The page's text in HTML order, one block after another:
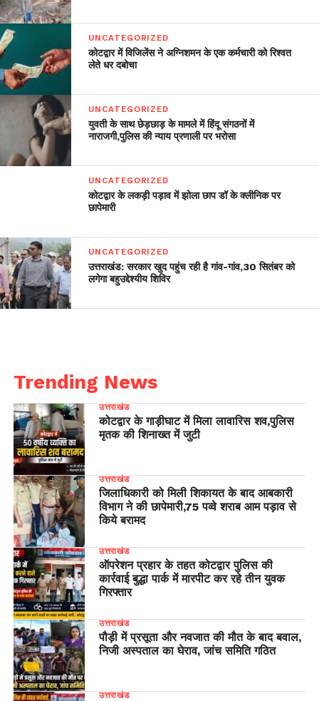
UNCATEGORIZED
कोटद्वार में विजिलेंस ने अग्निशमन के एक कर्मचारी को रिश्वत
लेते धर दबोचा
UNCATEGORIZED
युवती के साथ छेड़छाड़ के मामले में हिंदू संगठनों में
नाराजगी,पुलिस की न्याय प्रणाली पर भरोसा
UNCATEGORIZED
कोटद्वार के लकड़ी पड़ाव में झोला छाप डॉ के क्लीनिक पर
छापेमारी
UNCATEGORIZED
उत्तराखंड: सरकार खुद पहुंच रही है गांव-गांव,30 सितंबर को
लगेगा बहुउद्देश्यीय शिविर
Trending News
उत्तराखंड
कोटद्वार के गाड़ीघाट में मिला लावारिस शव,पुलिस
मृतक की शिनाख्त में जुटी
उत्तराखंड
जिलाधिकारी को मिली शिकायत के बाद आबकारी
विभाग ने की छापेमारी,75 पव्वे शराब आम पड़ाव से
किये बरामद
उत्तराखंड
ऑपरेशन प्रहार के तहत कोटद्वार पुलिस की
कार्रवाई बुद्धा पार्क में मारपीट कर रहे तीन युवक
गिरफ्तार
उत्तराखंड
पौड़ी में प्रसूता और नवजात की मौत के बाद बवाल,
निजी अस्पताल का घेराव, जांच समिति गठित
उत्तराखंड